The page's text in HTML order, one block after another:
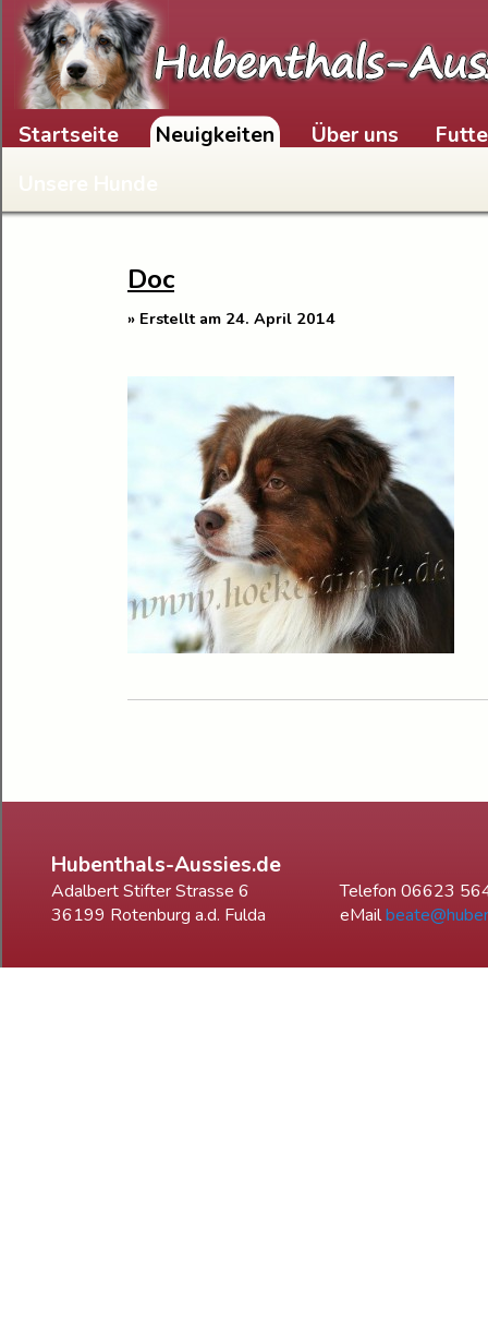
Skip to content
Startseite Neuigkeiten Über uns
Unsere Hunde
Doc
» Erstellt am 24. April 2014
Hubenthals-Aussies.de
Adalbert Stifter Strasse 6
Telefon 06623
36199 Rotenburg a.d. Fulda
eMail